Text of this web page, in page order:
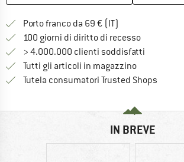
Porto franco da 69 € (IT)
100 giorni di diritto di recessoVai alla
> 4.000.000 clienti soddisfatti
Tutti gli articoli in magazzino
Tutela consumatori Trusted Shops
IN BREVE